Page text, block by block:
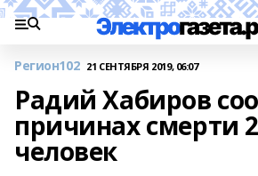
Регион102 21 СЕНТЯБРЯ 2019, 06:07
Радий Хабиров
причинах смерти
человек